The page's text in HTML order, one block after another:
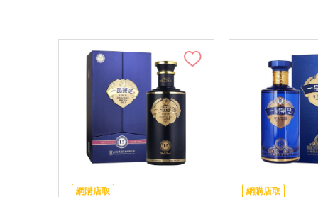
網購店取 網購店取